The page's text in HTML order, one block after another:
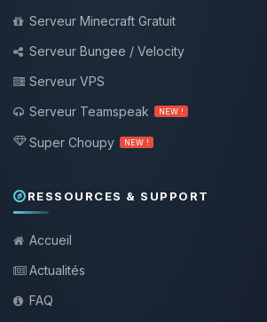
Serveur Minecraft Gratuit
Serveur Bungee / Velocity
Serveur VPS
Serveur Teamspeak
NEW !
Super Choupy NEW !
RESSOURCES & SUPPORT
Accueil
Actualités
FAQ